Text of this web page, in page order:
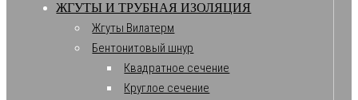
ЖГУТЫ И ТРУБНАЯ ИЗОЛЯЦИЯ
Жгуты Вилатерм
Бентонитовый шнур
Квадратное сечение
Круглое сечение